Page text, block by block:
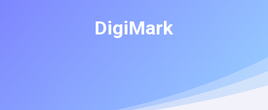
DigiMark